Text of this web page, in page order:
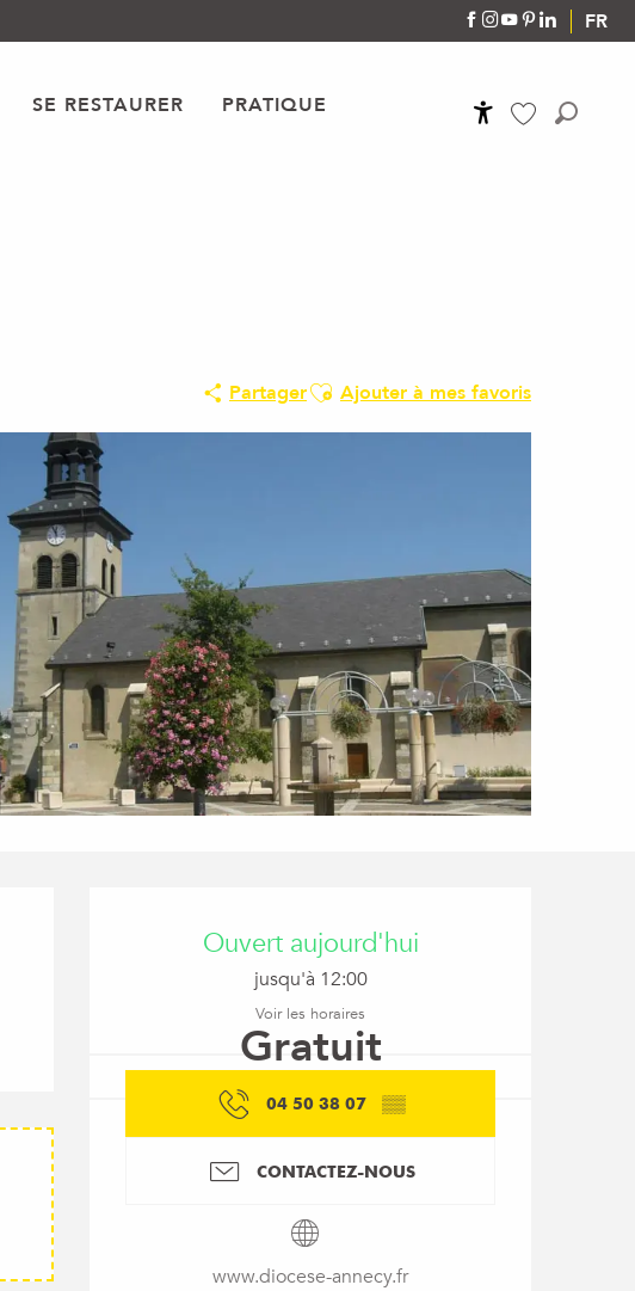
FR
SE RESTAURER PRATIQUE
PartagerAjouter aux favoris
Ajouter à mes favoris
Ouverture et
Ouvert aujourd'hui
jusqu'à 12:00
Voir les horaires
Gratuit
04 50 38 07 ▒▒
CONTACTEZ-NOUS
www.diocese-annecy.fr